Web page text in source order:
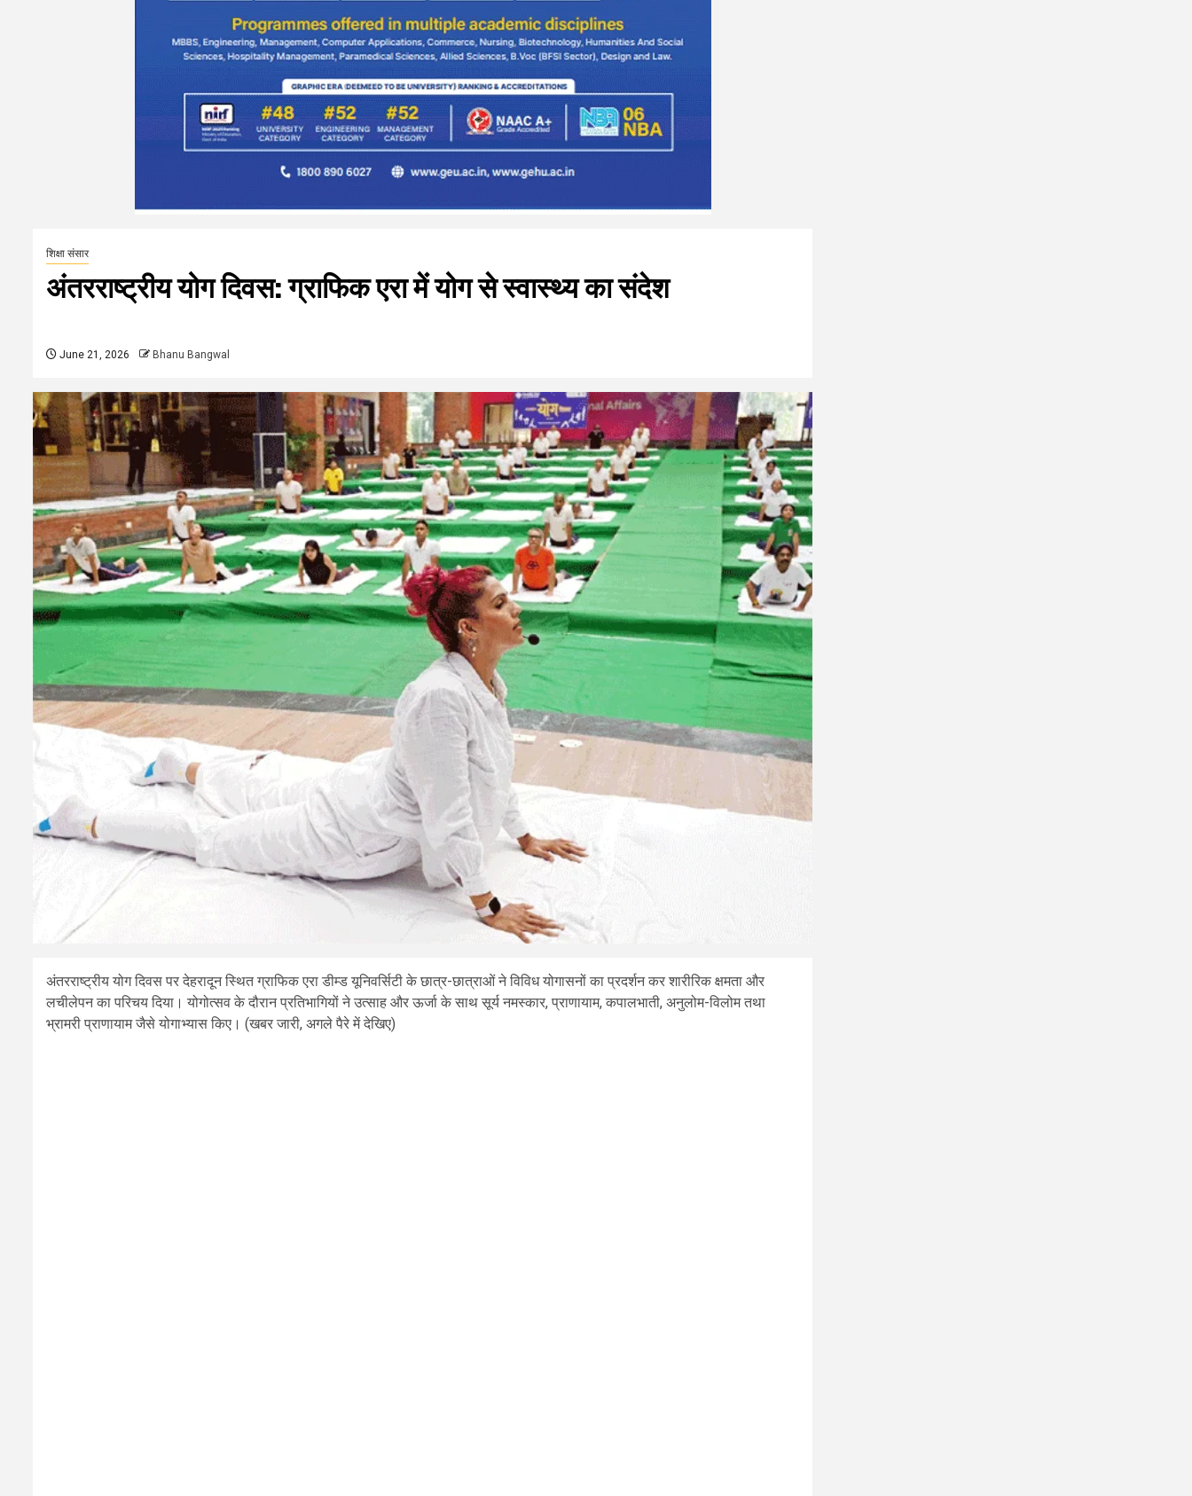
शिक्षा संसार
अंतरराष्ट्रीय योग दिवस: ग्राफिक एरा में योग से स्वास्थ्य का संदेश
June 21, 2026 Bhanu Bangwal
अंतरराष्ट्रीय योग दिवस पर देहरादून स्थित ग्राफिक एरा डीम्ड यूनिवर्सिटी के छात्र-छात्राओं ने विविध योगासनों का प्रदर्शन कर शारीरिक क्षमता और
लचीलेपन का परिचय दिया। योगोत्सव के दौरान प्रतिभागियों ने उत्साह और ऊर्जा के साथ सूर्य नमस्कार, प्राणायाम, कपालभाती, अनुलोम-विलोम तथा
भ्रामरी प्राणायाम जैसे योगाभ्यास किए। (खबर जारी, अगले पैरे में देखिए)